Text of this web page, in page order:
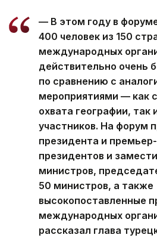
— В этом году в
400 человек из 150
международных
действительно очень
по сравнению с
мероприятиями — как
охвата географии, так
участников. На форум
президента и
президентов и
министров,
50 министров, а также
высокопоставленные
международных
рассказал глава